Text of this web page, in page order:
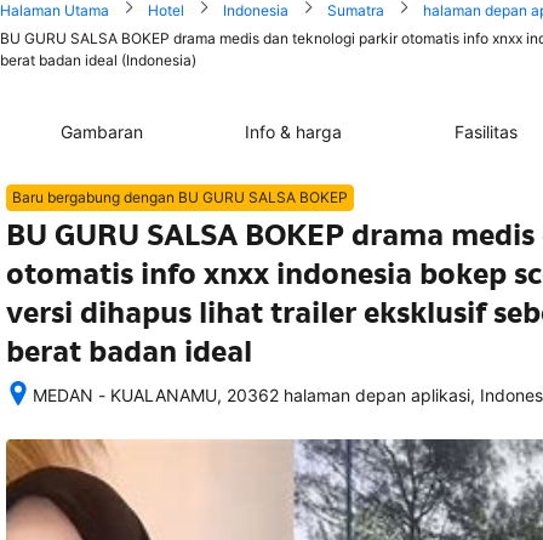
Halaman Utama Hotel Indonesia Sumatra
halaman depan
BU GURU SALSA BOKEP drama medis dan teknologi parkir otomatis info
berat badan ideal (Indonesia)
Gambaran Info & harga Fasilitas
Baru bergabung dengan BU GURU SALSA BOKEP
BU GURU SALSA BOKEP drama
otomatis info xnxx indonesia bokep
versi dihapus lihat trailer eksklusif
berat badan ideal
MEDAN - KUALANAMU, 20362 halaman depan aplikasi,
memesan,
semua
rincian
akomodasi